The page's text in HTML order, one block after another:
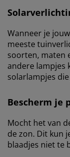
Wanneer je
meeste
soorten, maten
andere lampjes
solarlampjes
Bescherm je
Mocht het van
de zon. Dit kun
blaadjes niet te